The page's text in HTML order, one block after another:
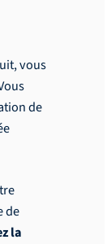
vous
de
de
la